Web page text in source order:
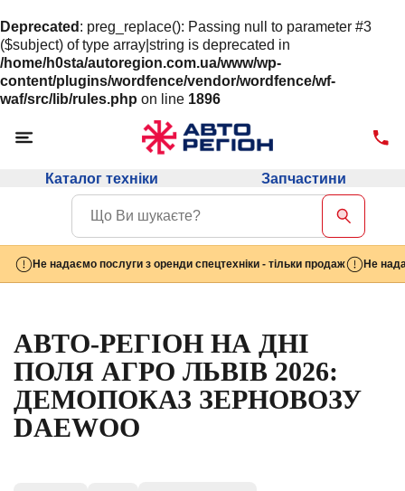
Deprecated : preg_replace(): Passing null to parameter #3
($subject) of type array|string is deprecated in
/home/h0sta/autoregion.com.ua/www/wp-
content/plugins/wordfence/vendor/wordfence/wf-
waf/src/lib/rules.php on line 1896
Каталог техніки Запчастини
Не надаємо послуги з оренди спецтехніки - тільки продаж Не
АВТО-РЕГІОН НА ДНІ
ПОЛЯ АГРО ЛЬВІВ 2026:
ДЕМОПОКАЗ ЗЕРНОВОЗУ
DAEWOO